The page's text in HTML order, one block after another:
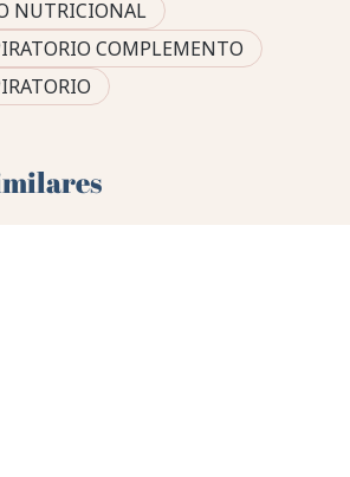
NUTRICIONAL
COMPLEMENTO